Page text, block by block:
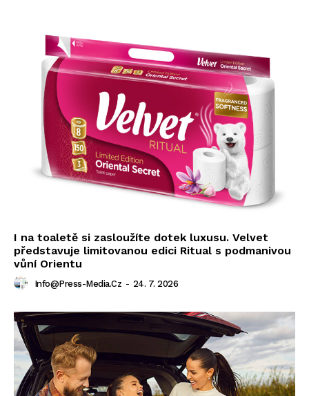
I na toaletě si zasloužíte dotek luxusu. Velvet
představuje limitovanou edici Ritual s podmanivou
vůní Orientu
Info@press-Media.cz - 24. 7. 2026